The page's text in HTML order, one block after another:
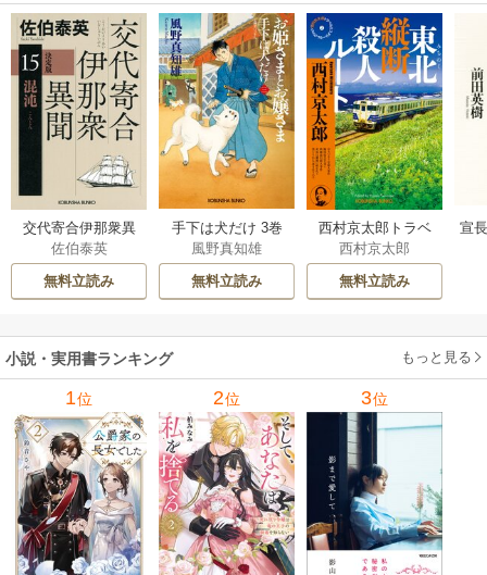
交代寄合伊那衆異
聞 15巻
佐伯泰英
無料立読み
手下は犬だけ 3巻
風野真知雄
無料立読み
西村京太郎トラベ
ルミステリー・セ
レクション 2巻
西村京太郎
無料立読み
宣
小説・実用書ランキング もっと見る
1位 2位 3位